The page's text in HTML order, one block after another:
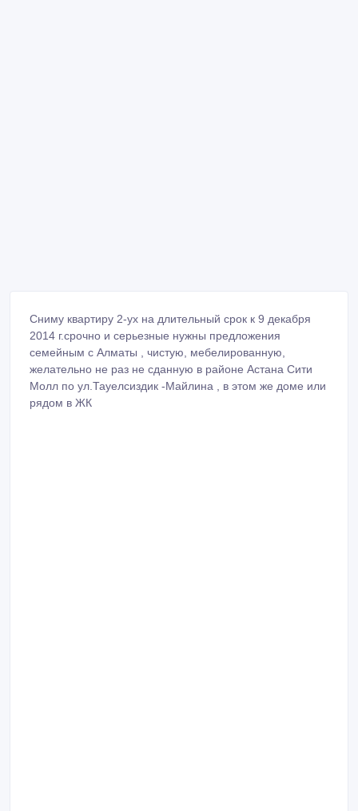
Сниму квартиру 2-ух на длительный срок к 9 декабря
2014 г.срочно и серьезные нужны предложения
семейным с Алматы , чистую, мебелированную,
желательно не раз не сданную в районе Астана Сити
Молл по ул.Тауелсиздик -Майлина , в этом же доме или
рядом в ЖК